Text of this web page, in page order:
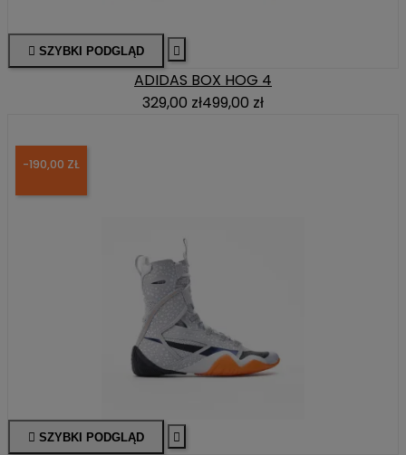
 SZYBKI PODGLĄD 
ADIDAS BOX HOG 4
329,00 zł499,00 zł
-190,00 ZŁ
 SZYBKI PODGLĄD 